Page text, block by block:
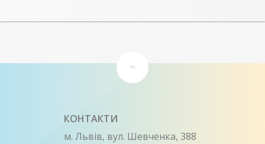
КОНТАКТИ
м. Львів, вул. Шевченка, 388